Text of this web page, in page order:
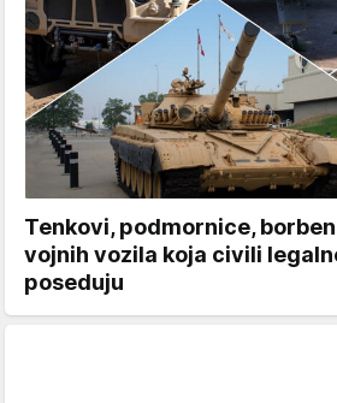
Tenkovi, podmornice,
vojnih vozila koja civili
poseduju